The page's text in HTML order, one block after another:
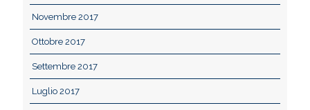
Novembre 2017
Ottobre 2017
Settembre 2017
Luglio 2017